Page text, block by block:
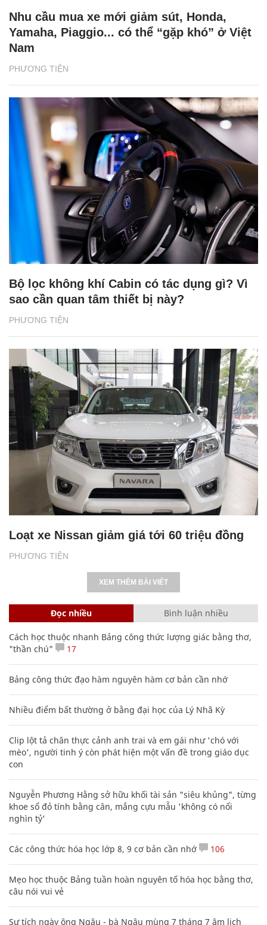
PHƯƠNG TIỆN
Nhu cầu mua xe mới giảm sút, Honda,
Yamaha, Piaggio... có thể “gặp khó” ở Việt
Nam
PHƯƠNG TIỆN
Bộ lọc không khí Cabin có tác dụng gì? Vì
sao cần quan tâm thiết bị này?
PHƯƠNG TIỆN
Loạt xe Nissan giảm giá tới 60 triệu đồng
XEM THÊM BÀI VIẾT
Đọc nhiều Bình luận nhiều
Cách học thuộc nhanh Bảng công thức lượng giác bằng thơ,
"thần chú"
17
Bảng công thức đạo hàm nguyên hàm cơ bản cần nhớ
Nhiều điểm bất thường ở bằng đại học của Lý Nhã Kỳ
Clip lột tả chân thực cảnh anh trai và em gái như 'chó với
mèo', người tinh ý còn phát hiện một vấn đề trong giáo dục
con
Nguyễn Phương Hằng sở hữu khối tài sản "siêu khủng", từng
khoe sổ đỏ tính bằng cân, mắng cựu mẫu 'không có nổi
nghìn tỷ'
Các công thức hóa học lớp 8, 9 cơ bản cần nhớ 106
Mẹo học thuộc Bảng tuần hoàn nguyên tố hóa học bằng thơ,
câu nói vui vẻ
Sự tích ngày ông Ngâu - bà Ngâu mùng 7 tháng 7 âm lịch